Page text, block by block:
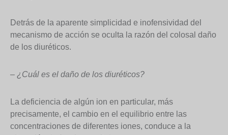
Detrás de la aparente simplicidad e inofensividad del
mecanismo de acción se oculta la razón del colosal daño
de los diuréticos.
– ¿Cuál es el daño de los diuréticos?
La deficiencia de algún ion en particular, más
precisamente, el cambio en el equilibrio entre las
concentraciones de diferentes iones, conduce a la